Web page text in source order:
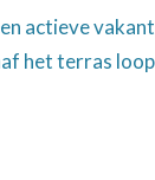
actieve
het terras